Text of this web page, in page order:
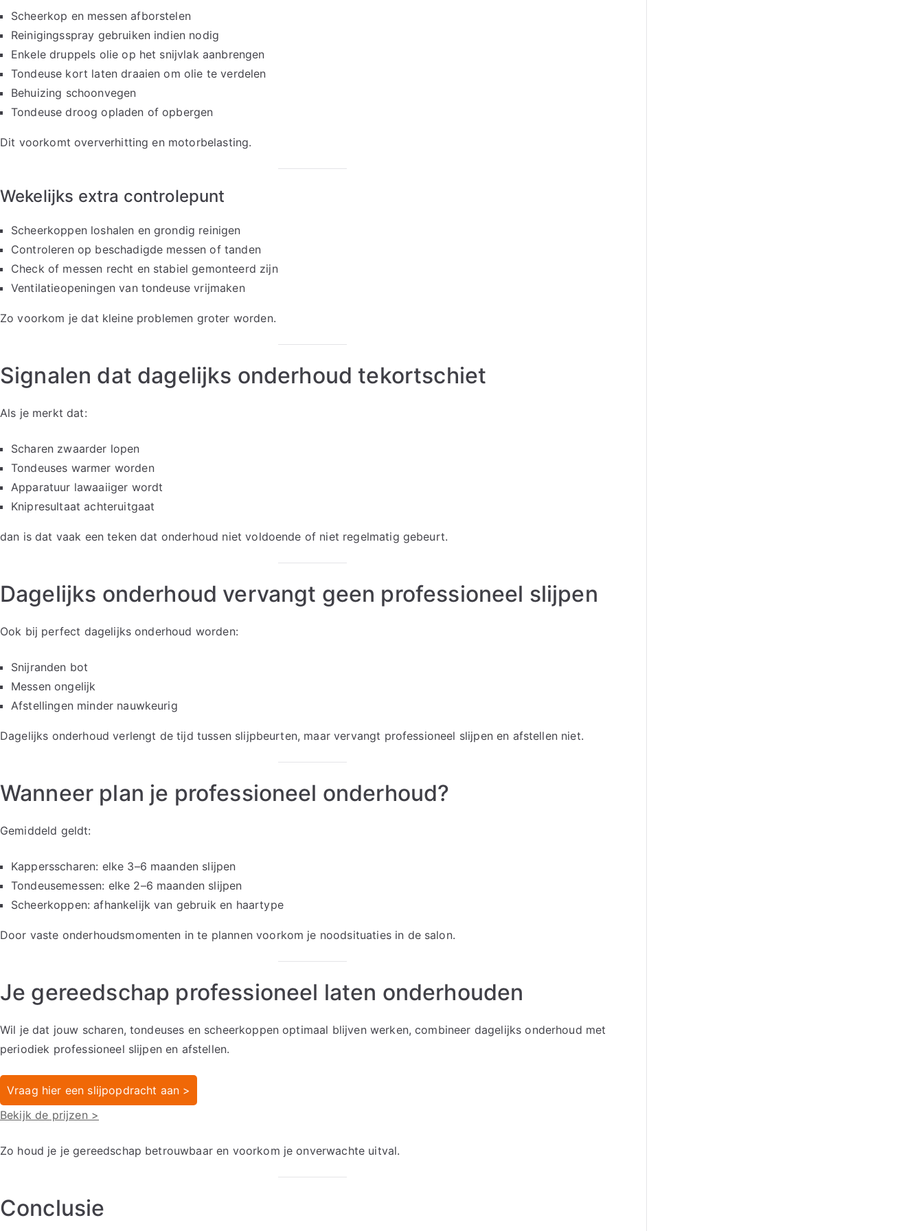
Scheerkop en messen afborstelen
Reinigingsspray gebruiken indien nodig
Enkele druppels olie op het snijvlak aanbrengen
Tondeuse kort laten draaien om olie te verdelen
Behuizing schoonvegen
Tondeuse droog opladen of opbergen
Dit voorkomt oververhitting en motorbelasting.
Wekelijks extra controlepunt
Scheerkoppen loshalen en grondig reinigen
Controleren op beschadigde messen of tanden
Check of messen recht en stabiel gemonteerd zijn
Ventilatieopeningen van tondeuse vrijmaken
Zo voorkom je dat kleine problemen groter worden.
Signalen dat dagelijks onderhoud tekortschiet
Als je merkt dat:
Scharen zwaarder lopen
Tondeuses warmer worden
Apparatuur lawaaiiger wordt
Knipresultaat achteruitgaat
dan is dat vaak een teken dat onderhoud niet voldoende of niet regelmatig gebeurt.
Dagelijks onderhoud vervangt geen professioneel slijpen
Ook bij perfect dagelijks onderhoud worden:
Snijranden bot
Messen ongelijk
Afstellingen minder nauwkeurig
Dagelijks onderhoud verlengt de tijd tussen slijpbeurten, maar vervangt professioneel slijpen en afstellen niet.
Wanneer plan je professioneel onderhoud?
Gemiddeld geldt:
Kappersscharen: elke 3–6 maanden slijpen
Tondeusemessen: elke 2–6 maanden slijpen
Scheerkoppen: afhankelijk van gebruik en haartype
Door vaste onderhoudsmomenten in te plannen voorkom je noodsituaties in de salon.
Je gereedschap professioneel laten onderhouden
Wil je dat jouw scharen, tondeuses en scheerkoppen optimaal blijven werken, combineer dagelijks onderhoud met
periodiek professioneel slijpen en afstellen.
Vraag hier een slijpopdracht aan >
Bekijk de prijzen >
Zo houd je je gereedschap betrouwbaar en voorkom je onverwachte uitval.
Conclusie